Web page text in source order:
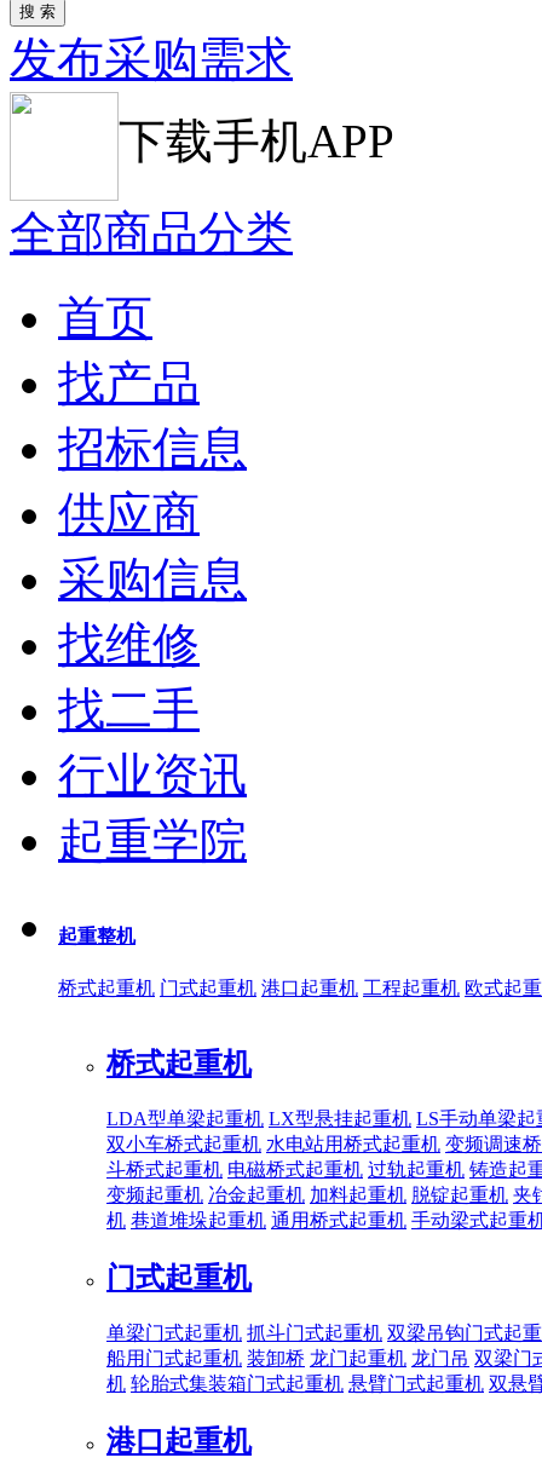
发布采购需求
下载手机APP
全部商品分类
首页
找产品
招标信息
供应商
采购信息
找维修
找二手
行业资讯
起重学院
起重整机
桥式起重机 门式起重机 港口起重机 工程起重机 欧式起
桥式起重机
LDA型单梁起重机 LX型悬挂起重机 LS手动单梁起
双小车桥式起重机 水电站用桥式起重机 变频调速
斗桥式起重机 电磁桥式起重机 过轨起重机 铸造起
变频起重机 冶金起重机 加料起重机 脱锭起重机 夹
机 巷道堆垛起重机 通用桥式起重机 手动梁式起重
门式起重机
单梁门式起重机 抓斗门式起重机 双梁吊钩门式起
船用门式起重机 装卸桥 龙门起重机 龙门吊 双梁门
机 轮胎式集装箱门式起重机 悬臂门式起重机 双悬
港口起重机